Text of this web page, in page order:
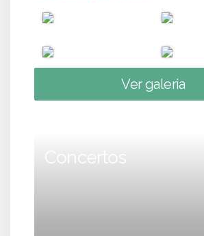
Ver galeria
Concertos